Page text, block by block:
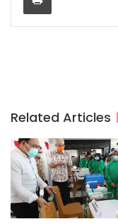
Related Articles